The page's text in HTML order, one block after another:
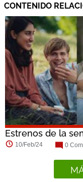
CONTENIDO
Estrenos de la
10/Feb/24 0